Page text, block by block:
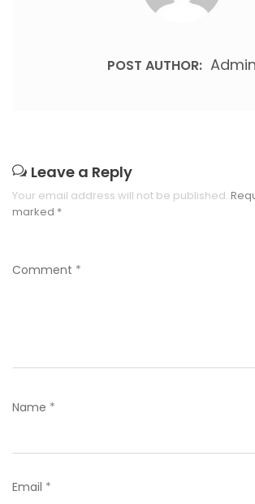
POST AUTHOR: Admin
Leave a Reply
Your email address will not be published.
marked *
Comment *
Name *
Email *